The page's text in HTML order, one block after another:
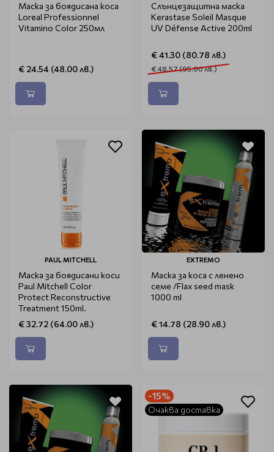
Маска за боядисана коса
Loreal Professionnel
Vitamino Color 250мл
€ 24.54 (48.00 лв.)
Слънцезащитна маска
Kerastase Soleil Masque
UV Défense Active 200ml
€ 41.30 (80.78 лв.)
€ 48.57 (95.00 лв.)
PAUL MITCHELL
Маска за боядисани коси
Paul Mitchell Color
Protect Reconstructive
Treatment 150ml.
€ 32.72 (64.00 лв.)
EXTREMO
Маска за коса с ленено
семе /Flax seed mask
1000 ml
€ 14.78 (28.90 лв.)
-15%
Очаква доставка